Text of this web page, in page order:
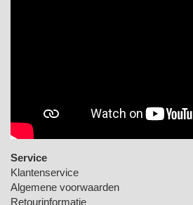
Service
Klantenservice
Algemene voorwaarden
Retourinformatie